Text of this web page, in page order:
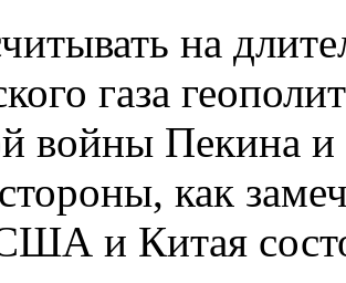
на
газа
войны Пекина
как
и Китая